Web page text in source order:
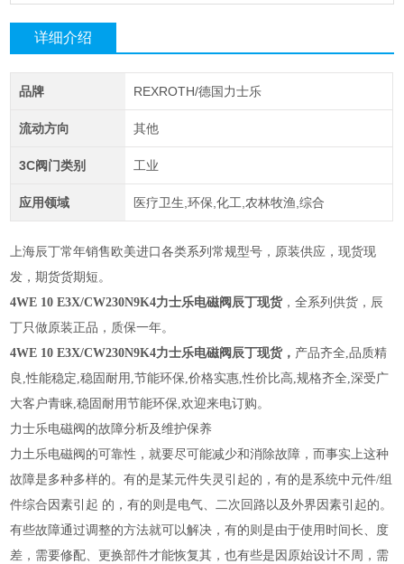
详细介绍
品牌 REXROTH/德国力士乐
流动方向 其他
3C阀门类别 工业
应用领域 医疗卫生,环保,化工,农林牧渔,综合
上海辰丁常年销售欧美进口各类系列常规型号，原装供应，现货现
发，期货货期短。
4WE 10 E3X/CW230N9K4力士乐电磁阀辰丁现货，全系列供货，辰
丁只做原装正品，质保一年。
4WE 10 E3X/CW230N9K4力士乐电磁阀辰丁现货， 产品齐全,品质精
良,性能稳定,稳固耐用,节能环保,价格实惠,性价比高,规格齐全,深受广
大客户青睐,稳固耐用节能环保,欢迎来电订购。
力士乐电磁阀的故障分析及维护保养
力土乐电磁阀的可靠性，就要尽可能减少和消除故障，而事实上这种
故障是多种多样的。有的是某元件失灵引起的，有的是系统中元件/组
件综合因素引起 的，有的则是电气、二次回路以及外界因素引起的。
有些故障通过调整的方法就可以解决，有的则是由于使用时间长、度
差，需要修配、更换部件才能恢复其，也有些是因原始设计不周，需